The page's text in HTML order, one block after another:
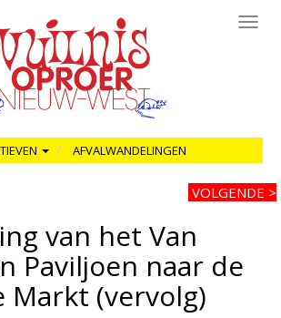
AFVALWANDELINGEN
VOLGENDE >
van het Van
Paviljoen naar de
Markt (vervolg)